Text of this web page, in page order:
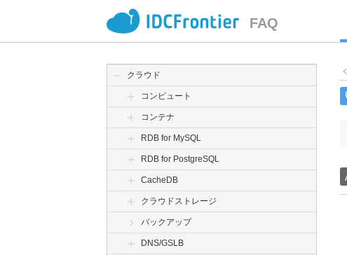
FAQ
クラウド
コンピュート
コンテナ
RDB for MySQL
RDB for PostgreSQL
CacheDB
クラウドストレージ
バックアップ
DNS/GSLB